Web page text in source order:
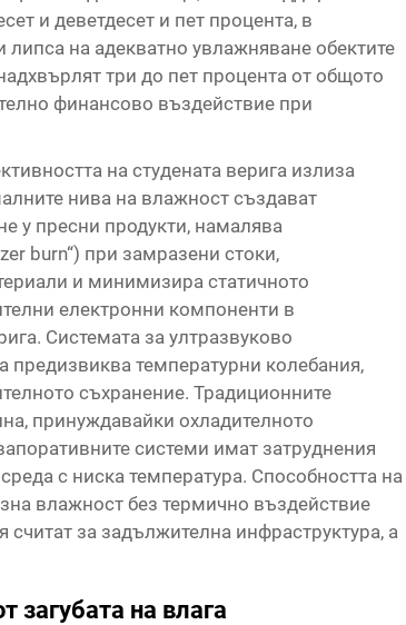
и деветдесет и пет процента, в
на адекватно увлажняване обектите
три до пет процента от общото
финансово въздействие при
на студената верига излиза
нива на влажност създават
у пресни продукти, намалява
burn“) при замразени стоки,
и минимизира статичното
електронни компоненти в
Системата за ултразвуково
предизвиква температурни колебания,
съхранение. Традиционните
принуждавайки охладителното
системи имат затруднения
с ниска температура. Способността на
влажност без термично въздействие
за задължителна инфраструктура, а
загубата на влага